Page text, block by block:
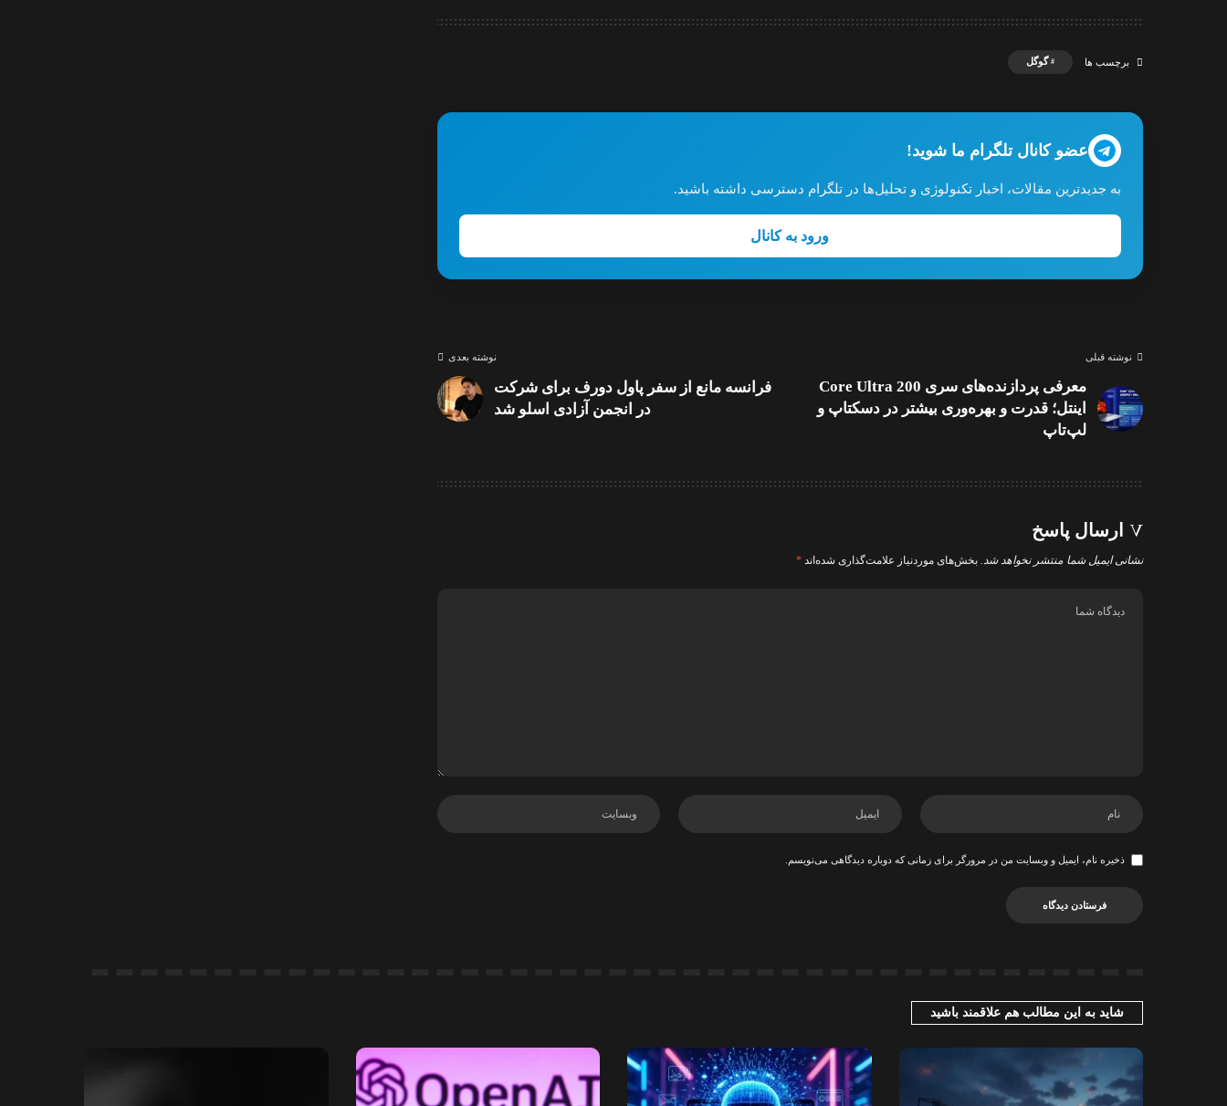
برچسب ها گوگل
عضو کانال تلگرام ما شوید!
به جدیدترین مقالات، اخبار تکنولوژی و تحلیل‌ها در تلگرام دسترسی داشته باشید.
ورود به کانال
نوشته قبلی
معرفی پردازنده‌های سری Core Ultra 200
اینتل؛ قدرت و بهره‌وری بیشتر در دسکتاپ و
لپ‌تاپ
نوشته بعدی
فرانسه مانع از سفر پاول دورف برای شرکت
در انجمن آزادی اسلو شد
ارسال پاسخ
نشانی ایمیل شما منتشر نخواهد شد. بخش‌های موردنیاز علامت‌گذاری شده‌اند *
ذخیره نام، ایمیل و وبسایت من در مرورگر برای زمانی که دوباره دیدگاهی می‌نویسم.
شاید به این مطالب هم علاقمند باشید